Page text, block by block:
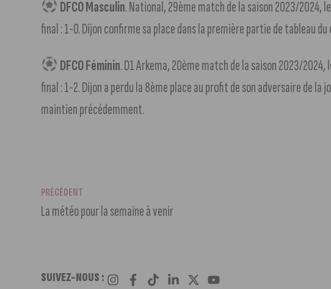
DFCO Masculin. National, 29ème match de la saison 2023/2024,
final : 1-0. Dijon confirme sa place dans la première partie de tableau
DFCO Féminin. D1 Arkema, 20ème match de la saison 2023/2024,
final : 1-2. Dijon a perdu la 8ème place au profit de son adversaire de
maintien précédemment.
PRÉCÉDENT
La météo pour la semaine à venir
SUIVEZ-NOUS :